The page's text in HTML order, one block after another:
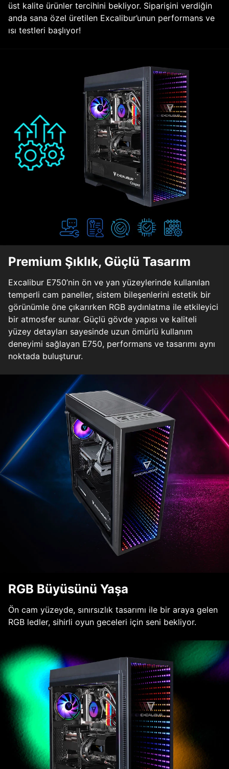
üst kalite ürünler tercihini bekliyor. Siparişini verdiğin
anda sana özel üretilen Excalibur’unun performans ve
ısı testleri başlıyor!
Premium Şıklık, Güçlü Tasarım
Excalibur E750’nin ön ve yan yüzeylerinde kullanılan
temperli cam paneller, sistem bileşenlerini estetik bir
görünümle öne çıkarırken RGB aydınlatma ile etkileyici
bir atmosfer sunar. Güçlü gövde yapısı ve kaliteli
yüzey detayları sayesinde uzun ömürlü kullanım
deneyimi sağlayan E750, performans ve tasarımı aynı
noktada buluşturur.
RGB Büyüsünü Yaşa
Ön cam yüzeyde, sınırsızlık tasarımı ile bir araya gelen
RGB ledler, sihirli oyun geceleri için seni bekliyor.